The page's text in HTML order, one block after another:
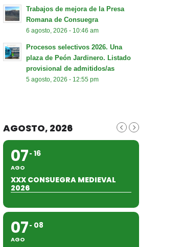
Trabajos de mejora de la Presa
Romana de Consuegra
6 agosto, 2026 - 10:46 am
Procesos selectivos 2026. Una
plaza de Peón Jardinero. Listado
provisional de admitidos/as
5 agosto, 2026 - 12:55 pm
AGOSTO, 2026
07
AGO
16
XXX CONSUEGRA MEDIEVAL
2026
07
AGO
08